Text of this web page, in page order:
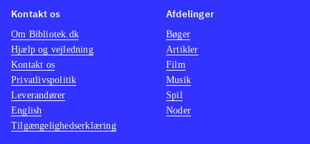
titler i serien, men med de nævnte
forbedringer og justeringer, er det
kun Fifa 12 der står mål
Et komplekst, men flot fodboldspil,
der er til den kræsne fodbold fan
Kontakt os
Om Bibliotek.dk
Hjælp og vejledning
Kontakt os
Privatlivspolitik
Leverandører
English
Tilgængelighedserklæring
Afdelinger
Bøger
Artikler
Film
Musik
Spil
Noder